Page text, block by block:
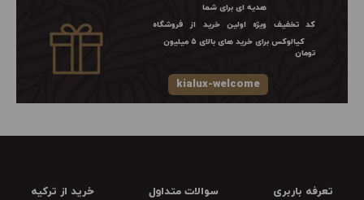
هدیه ای برای شما
کد تخفیف ویژه اولین خرید از فروشگاه
کیالوکس برای خرید های بالای ۵ میلیون
تومان
kialux-welcome
تعرفه باربری سوالات متداول خرید از ترکیه